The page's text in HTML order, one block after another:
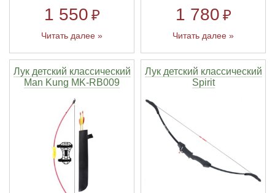
1 550 ₽
Читать далее »
1 780 ₽
Читать далее »
Лук детский классический
Man Kung MK-RB009
Лук детский классический
Spirit